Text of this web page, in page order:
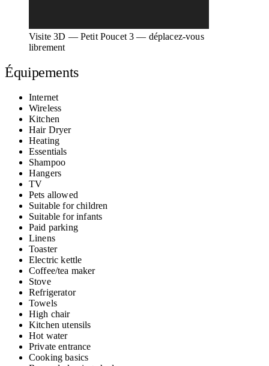
Visite 3D — Petit Poucet 3 — déplacez-vous
librement
Équipements
Internet
Wireless
Kitchen
Hair Dryer
Heating
Essentials
Shampoo
Hangers
TV
Pets allowed
Suitable for children
Suitable for infants
Paid parking
Linens
Toaster
Electric kettle
Coffee/tea maker
Stove
Refrigerator
Towels
High chair
Kitchen utensils
Hot water
Private entrance
Cooking basics